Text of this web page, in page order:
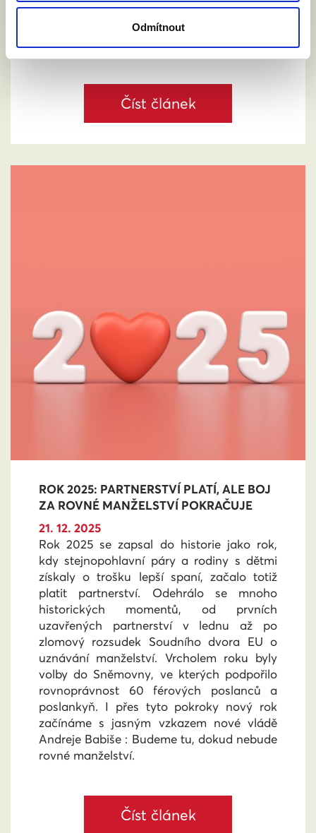
Odmítnout
práv. Vyzvali jsme ministra spravedlnosti
Jeronýma Tejce, aby Česká republika návrh
podpořila. O co jde?
Číst článek
ROK 2025: PARTNERSTVÍ PLATÍ, ALE BOJ
ZA ROVNÉ MANŽELSTVÍ POKRAČUJE
21. 12. 2025
Rok 2025 se zapsal do historie jako rok,
kdy stejnopohlavní páry a rodiny s dětmi
získaly o trošku lepší spaní, začalo totiž
platit partnerství. Odehrálo se mnoho
historických momentů, od prvních
uzavřených partnerství v lednu až po
zlomový rozsudek Soudního dvora EU o
uznávání manželství. Vrcholem roku byly
volby do Sněmovny, ve kterých podpořilo
rovnoprávnost 60 férových poslanců a
poslankyň. I přes tyto pokroky nový rok
začínáme s jasným vzkazem nové vládě
Andreje Babiše : Budeme tu, dokud nebude
rovné manželství.
Číst článek